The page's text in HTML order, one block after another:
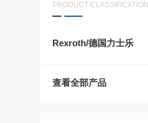
PRODUCT CLASSIFICATION
Rexroth/德国力士乐
查看全部产品